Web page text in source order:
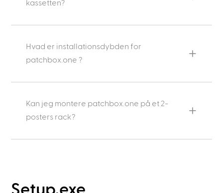
kassetten?
Hvad er installationsdybden for
patchbox.one ?
Kan jeg montere patchbox.one på et 2-
posters rack?